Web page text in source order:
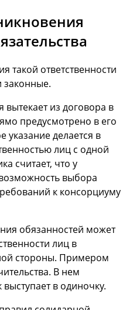
такой ответственности
законные.
из договора в
предусмотрено в его
указание делается в
лиц с одной
считает, что у
выбора
к консорциуму
обязанностей может
лиц в
стороны. Примером
В нем
в одиночку.